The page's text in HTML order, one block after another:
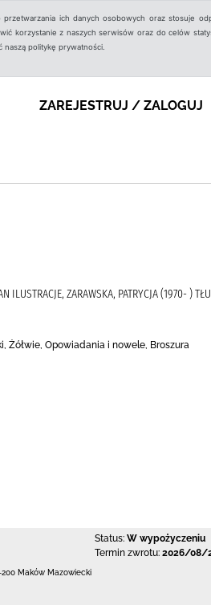
ich danych osobowych oraz stosuje
korzystanie z naszych serwisów oraz do celów
naszą politykę prywatności.
ZAREJESTRUJ / ZALOGUJ
ILUSTRACJE, ZARAWSKA, PATRYCJA (1970- )
Żółwie, Opowiadania i nowele, Broszura
Status: W wypożyczeniu
Termin zwrotu: 2026/08/
Maków Mazowiecki